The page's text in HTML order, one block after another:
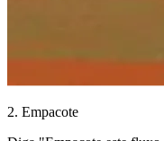
2. Empacote